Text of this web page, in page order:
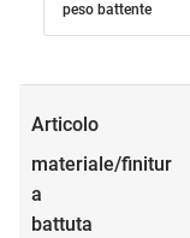
peso battente